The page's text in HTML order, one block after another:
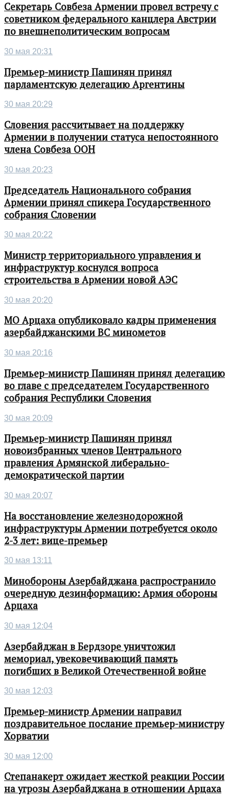
Секретарь Совбеза Армении провел встречу с
советником федерального канцлера Австрии
по внешнеполитическим вопросам
30 мая 20:31
Премьер-министр Пашинян принял
парламентскую делегацию Аргентины
30 мая 20:29
Словения рассчитывает на поддержку
Армении в получении статуса непостоянного
члена Совбеза ООН
30 мая 20:23
Председатель Национального собрания
Армении принял спикера Государственного
собрания Словении
30 мая 20:22
Министр территориального управления и
инфраструктур коснулся вопроса
строительства в Армении новой АЭС
30 мая 20:20
МО Арцаха опубликовало кадры применения
азербайджанскими ВС минометов
30 мая 20:16
Премьер-министр Пашинян принял делегацию
во главе с председателем Государственного
собрания Республики Словения
30 мая 20:09
Премьер-министр Пашинян принял
новоизбранных членов Центрального
правления Армянской либерально-
демократической партии
30 мая 20:07
На восстановление железнодорожной
инфраструктуры Армении потребуется около
2-3 лет: вице-премьер
30 мая 13:11
Минобороны Азербайджана распространило
очередную дезинформацию: Армия обороны
Арцаха
30 мая 12:04
Азербайджан в Бердзоре уничтожил
мемориал, увековечивающий память
погибших в Великой Отечественной войне
30 мая 12:03
Премьер-министр Армении направил
поздравительное послание премьер-министру
Хорватии
30 мая 12:00
Степанакерт ожидает жесткой реакции России
на угрозы Азербайджана в отношении Арцаха